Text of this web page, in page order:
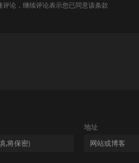
论，继续评论表示您已同意该条款
地址